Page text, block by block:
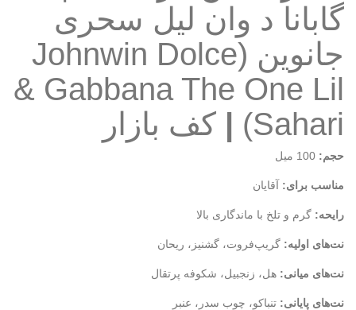
گابانا د وان لیل سحری
جانوین (Johnwin Dolce
& Gabbana The One Lil
Sahari)
| کف بازار
حجم:
مناسب برای: آقایان
رایحه: گرم و تلخ با ماندگاری بالا
نت‌های اولیه: گریپ‌فروت، گشنیز، ریحان
نت‌های میانی: هل، زنجبیل، شکوفه پرتقال
نت‌های پایانی: تنباکو، چوب سدر، عنبر